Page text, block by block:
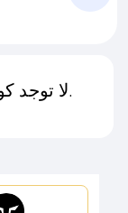
لا توجد كوبونات متاحة لـهذا المتجر حاليًا.